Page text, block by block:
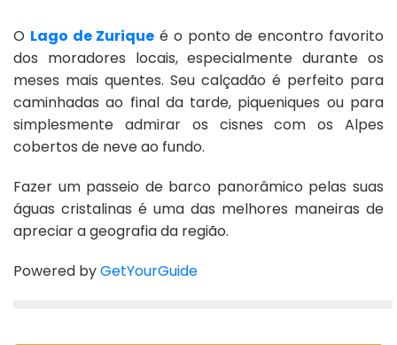
O Lago de Zurique é o ponto de encontro favorito
dos moradores locais, especialmente durante os
meses mais quentes. Seu calçadão é perfeito para
caminhadas ao final da tarde, piqueniques ou para
simplesmente admirar os cisnes com os Alpes
cobertos de neve ao fundo.
Fazer um passeio de barco panorâmico pelas suas
águas cristalinas é uma das melhores maneiras de
apreciar a geografia da região.
Powered byGetYourGuide